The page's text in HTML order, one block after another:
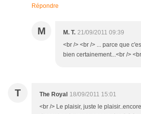
Répondre
M M. T. 21/09/2011 09:39
<br /> <br /> ... parce que
bien certainement...<br />
T The Royal 18/09/2011 15:01
<br /> Le plaisir, juste le